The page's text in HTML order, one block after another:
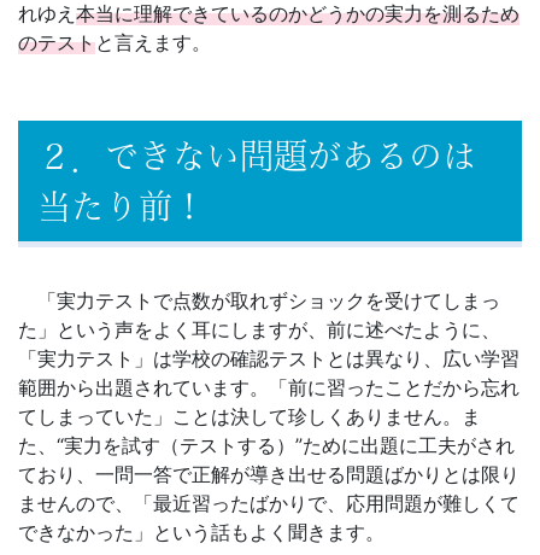
先
導
の
さ
ら
れゆえ 本当に理解できているのかどうかの実力を測るため
のテストと言えます。
２．できない問題があるのは
当たり前！
「実力テストで点数が取れずショックを受けてしまっ
た」という声をよく耳にしますが、前に述べたように、
「実力テスト」は学校の確認テストとは異なり、広い学習
範囲から出題されています。「前に習ったことだから忘れ
てしまっていた」ことは決して珍しくありません。ま
た、“実力を試す（テストする）”ために出題に工夫がされ
ており、一問一答で正解が導き出せる問題ばかりとは限り
ませんので、「最近習ったばかりで、応用問題が難しくて
できなかった」という話もよく聞きます。